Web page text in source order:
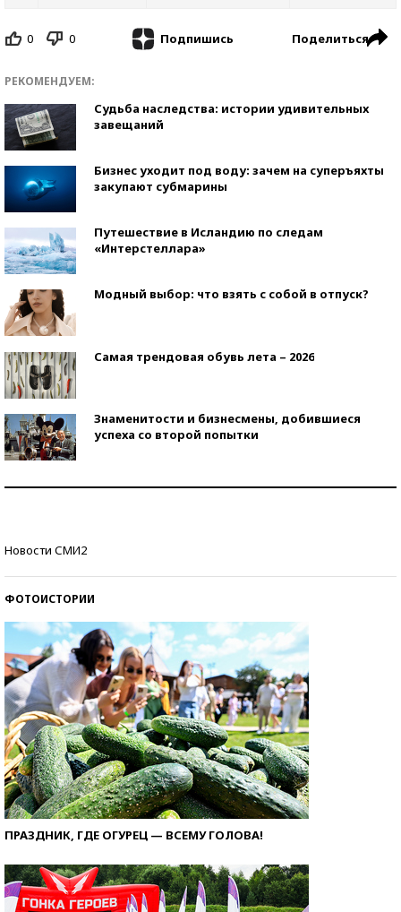
0 0 Подпишись Поделиться
РЕКОМЕНДУЕМ:
Судьба наследства: истории удивительных
завещаний
Бизнес уходит под воду: зачем на суперъяхты
закупают субмарины
Путешествие в Исландию по следам
«Интерстеллара»
Модный выбор: что взять с собой в отпуск?
Самая трендовая обувь лета – 2026
Знаменитости и бизнесмены, добившиеся
успеха со второй попытки
Новости СМИ2
ФОТОИСТОРИИ
ПРАЗДНИК, ГДЕ ОГУРЕЦ — ВСЕМУ ГОЛОВА!